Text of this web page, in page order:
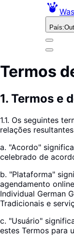
País:
Termos
1. Termos e
1.1. Os seguintes
relações
a. "Acordo"
celebrado de
b. "Plataforma"
agendamento
Individual German
Tradicionais e
c. "Usuário"
estes Termos para